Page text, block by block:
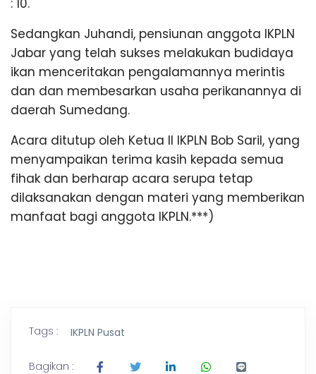
Sedangkan Juhandi, pensiunan anggota IKPLN
Jabar yang telah sukses melakukan budidaya
ikan menceritakan pengalamannya merintis
dan dan membesarkan usaha perikanannya di
daerah Sumedang.
Acara ditutup oleh Ketua II IKPLN Bob Saril, yang
menyampaikan terima kasih kepada semua
fihak dan berharap acara serupa tetap
dilaksanakan dengan materi yang memberikan
manfaat bagi anggota IKPLN.***)
Tags : IKPLN Pusat
Bagikan :